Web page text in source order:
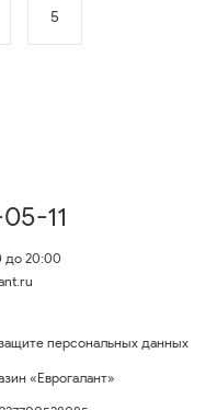
5
11
до 20:00
персональных данных
«Еврогалант»